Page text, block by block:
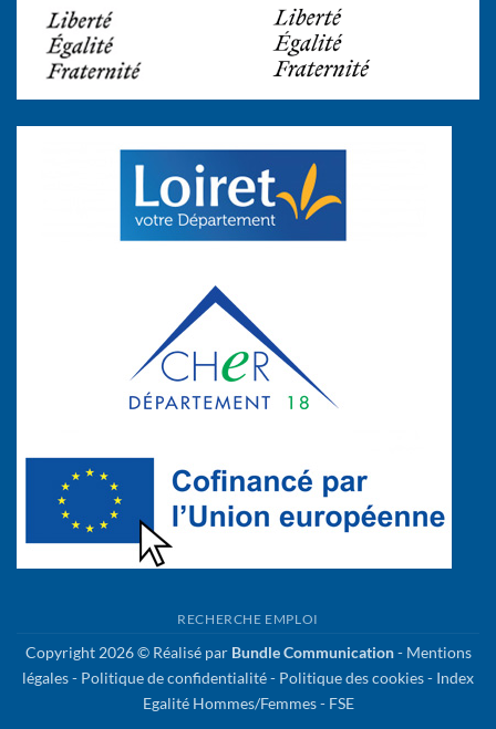
RECHERCHE EMPLOI
Copyright 2026 © Réalisé par Bundle Communication- Mentions
légales- Politique de confidentialité- Politique des cookies- Index
Egalité Hommes/Femmes- FSE